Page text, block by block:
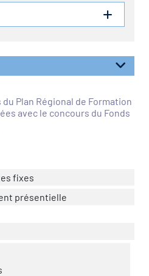
Plan Régional de Formation
avec le concours du Fonds
fixes
présentielle